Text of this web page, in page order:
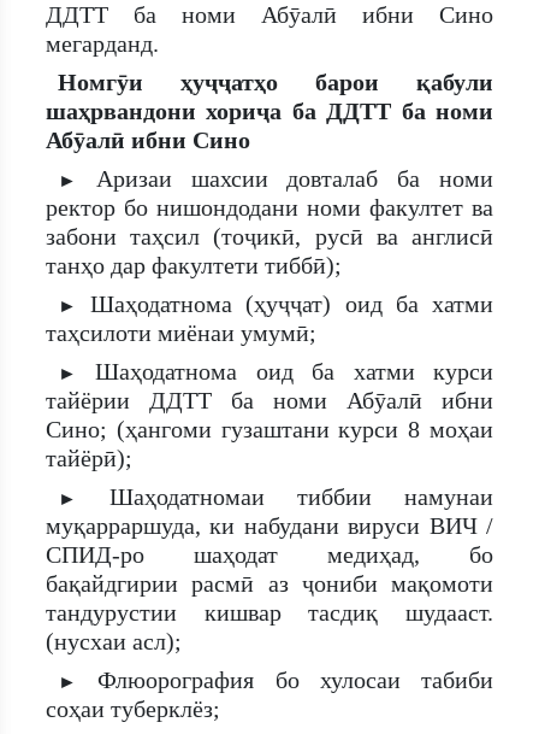
ДДТТ ба номи Абӯалӣ ибни Сино
мегарданд.
Номгӯи ҳуҷҷатҳо барои қабули
шаҳрвандони хориҷа ба ДДТТ ба номи
Абӯалӣ ибни Сино
►
Аризаи шахсии довталаб ба номи
ректор бо нишондодани номи факултет ва
забони таҳсил (тоҷикӣ, русӣ ва англисӣ
танҳо дар факултети тиббӣ);
►
Шаҳодатнома (ҳуҷҷат) оид ба хатми
таҳсилоти миёнаи умумӣ;
►
Шаҳодатнома оид ба хатми курси
тайёрии ДДТТ ба номи Абӯалӣ ибни
Сино; (ҳангоми гузаштани курси 8 моҳаи
тайёрӣ);
►
Шаҳодатномаи тиббии намунаи
муқарраршуда, ки набудани вируси ВИЧ /
СПИД-ро шаҳодат медиҳад, бо
бақайдгирии расмӣ аз ҷониби мақомоти
тандурустии кишвар тасдиқ шудааст.
(нусхаи асл);
►
Флюорография бо хулосаи табиби
соҳаи туберклёз;